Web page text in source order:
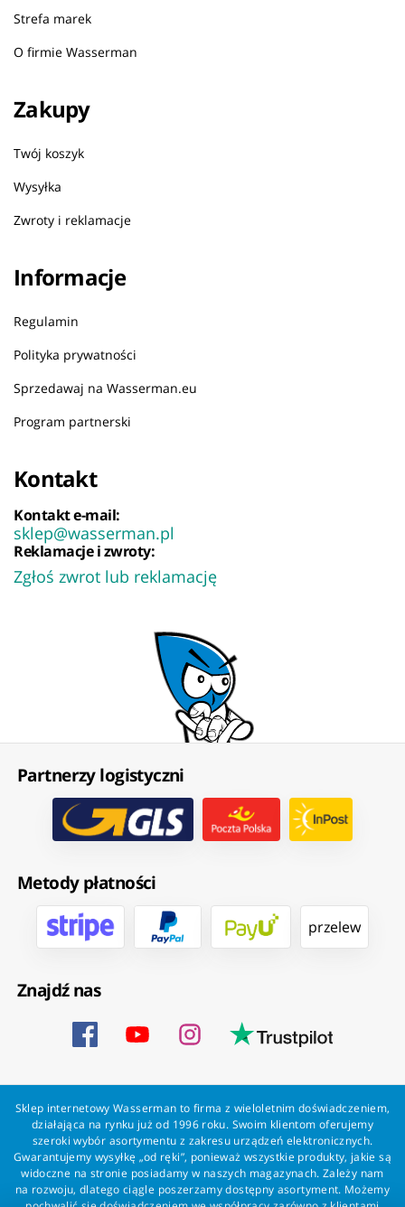
Strefa marek
O firmie Wasserman
Zakupy
Twój koszyk
Wysyłka
Zwroty i reklamacje
Informacje
Regulamin
Polityka prywatności
Sprzedawaj na Wasserman.eu
Program partnerski
Kontakt
Kontakt e-mail:
sklep@wasserman.pl
Reklamacje i zwroty:
Zgłoś zwrot lub reklamację
Partnerzy logistyczni
Metody płatności
przelew
Znajdź nas
Sklep internetowy Wasserman to firma z wieloletnim doświadczeniem,
działająca na rynku już od 1996 roku. Swoim klientom oferujemy
szeroki wybór asortymentu z zakresu urządzeń elektronicznych.
Gwarantujemy wysyłkę „od ręki”, ponieważ wszystkie produkty, jakie są
widoczne na stronie posiadamy w naszych magazynach. Zależy nam
na rozwoju, dlatego ciągle poszerzamy dostępny asortyment. Możemy